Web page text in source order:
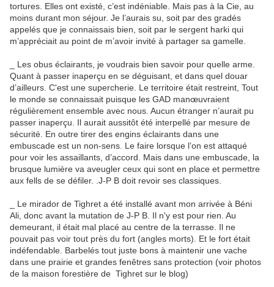
tortures. Elles ont existé, c’est indéniable. Mais pas à la Cie, au
moins durant mon séjour. Je l’aurais su, soit par des gradés
appelés que je connaissais bien, soit par le sergent harki qui
m’appréciait au point de m’avoir invité à partager sa gamelle.
_ Les obus éclairants, je voudrais bien savoir pour quelle arme.
Quant à passer inaperçu en se déguisant, et dans quel douar
d’ailleurs. C'est une supercherie. Le territoire était restreint, Tout
le monde se connaissait puisque les GAD manœuvraient
régulièrement ensemble avec nous. Aucun étranger n’aurait pu
passer inaperçu. Il aurait aussitôt été interpellé par mesure de
sécurité. En outre tirer des engins éclairants dans une
embuscade est un non-sens. Le faire lorsque l’on est attaqué
pour voir les assaillants, d’accord. Mais dans une embuscade, la
brusque lumière va aveugler ceux qui sont en place et permettre
aux fells de se défiler. .J-P B doit revoir ses classiques.
_ Le mirador de Tighret a été installé avant mon arrivée à Béni
Ali, donc avant la mutation de J-P B. Il n'y est pour rien. Au
demeurant, il était mal placé au centre de la terrasse. Il ne
pouvait pas voir tout près du fort (angles morts). Et le fort était
indéfendable. Barbelés tout juste bons à maintenir une vache
dans une prairie et grandes fenêtres sans protection (voir photos
de la maison forestière de Tighret sur le blog)